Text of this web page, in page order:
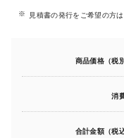
見積書の発行をご希望の方
商品価格（税
消
合計金額（税